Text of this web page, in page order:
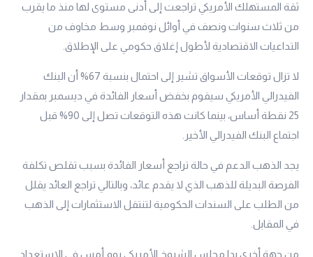
ثقة المستهلك الأمريكي تراجعت إلى أدنى مستوى لها منذ ما يقرب
من ثلاث سنوات ونصف في أوائل نوفمبر وسط مخاوف من
التداعيات الاقتصادية لأطول إغلاق حكومي على الإطلاق.
لا تزال توقعات الأسواق تشير إلى احتمال بنسبة 67% أن البنك
الفيدرالي الأمريكي سيقوم بخفض أسعار الفائدة في ديسمبر بمقدار
25 نقطة أساس، بينما كانت هذه التوقعات تصل إلى 90% قبل
اجتماع البنك الفيدرالي الأخير.
يجد الذهب الدعم في حالة تراجع أسعار الفائدة بسبب تقلص تكلفة
الفرصة البديلة للذهب الذي لا يقدم عائد، وبالتالي تراجع العائد يقلل
من الطلب على السندات الحكومية لتنتقل الاستثمارات إلى الذهب
في المقابل.
من جهة أخرى بدا مجلس الشيوخ الأمريكي يوم أمس في الاستعداد